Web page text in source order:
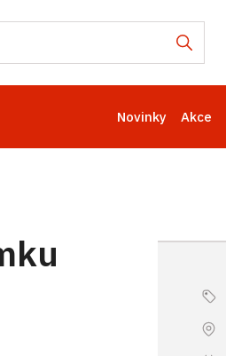
Novinky Akce